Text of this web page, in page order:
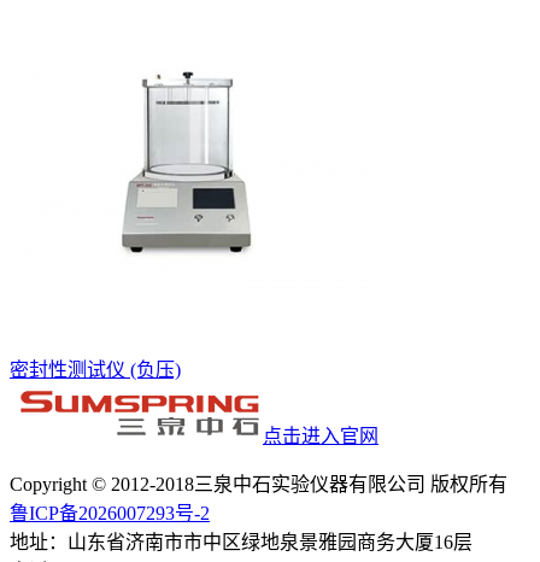
密封性测试仪 (负压)
点击进入官网
Copyright © 2012-2018三泉中石实验仪器有限公司 版权所有
鲁ICP备2026007293号-2
地址：山东省济南市市中区绿地泉景雅园商务大厦16层